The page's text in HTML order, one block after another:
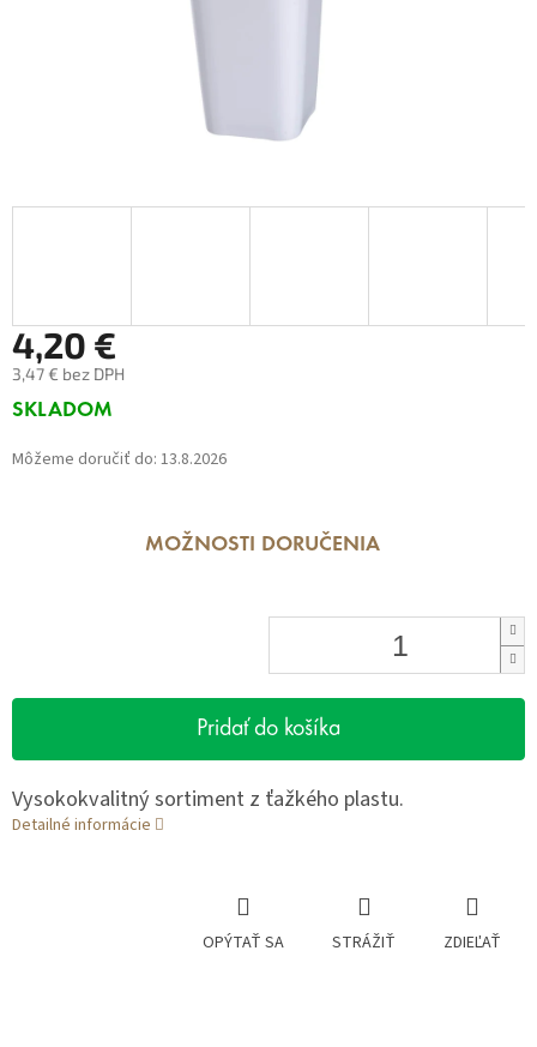
4,20 €
3,47 € bez DPH
Jednotková
SKLADOM
Môžeme doručiť do: 13.8.2026
MOŽNOSTI DORUČENIA
Pridať do košíka
Vysokokvalitný sortiment z ťažkého plastu.
Detailné informácie
OPÝTAŤ SA STRÁŽIŤ ZDIEĽAŤ